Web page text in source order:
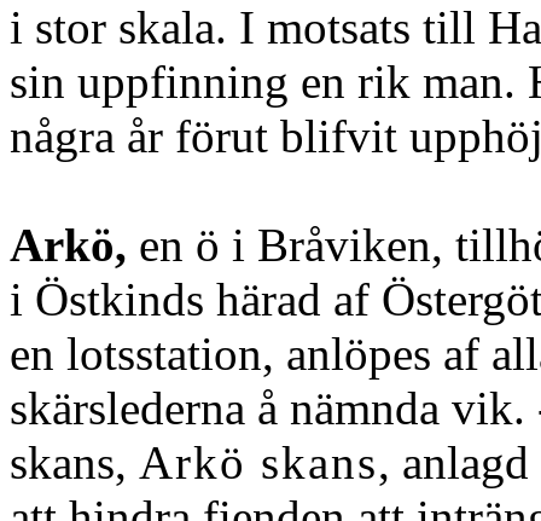
i stor skala. I motsats till
sin uppfinning en rik man.
några år förut blifvit
Arkö, en ö i Bråviken,
i Östkinds härad af
en lotsstation, anlöpes af
skärslederna å nämnda
skans, Arkö skans,